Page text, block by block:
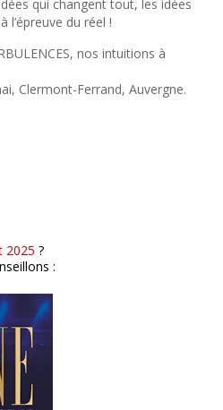
qui changent tout, les idées
l’épreuve du réel !
nos intuitions à
Clermont-Ferrand, Auvergne.
2025 ?
: